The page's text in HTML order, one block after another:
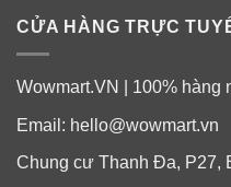
CỬA HÀNG TRỰC
Wowmart.VN | 100% hàng
Email: hello@wowmart.vn
Chung cư Thanh Đa, P27,